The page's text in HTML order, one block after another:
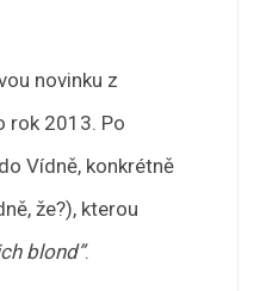
novinku z
rok 2013. Po
Vídně, konkrétně
že?), kterou
blond”.